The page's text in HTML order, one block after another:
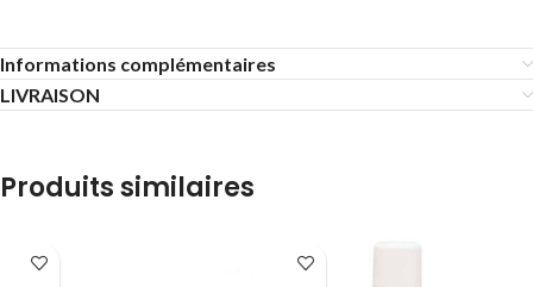
Informations complémentaires
LIVRAISON
Produits similaires